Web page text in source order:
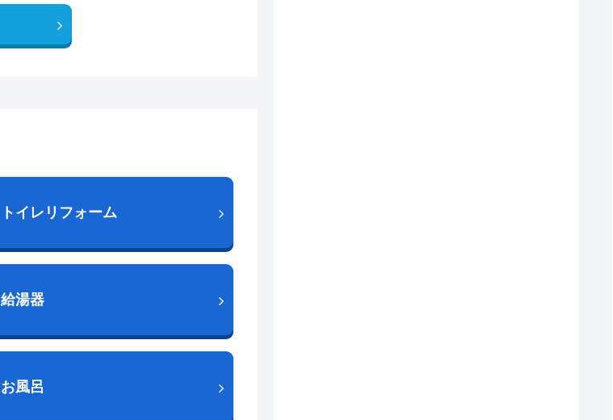
トイレリフォーム
給湯器
お風呂